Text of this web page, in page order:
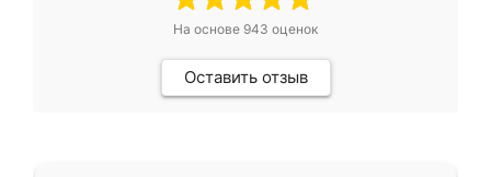
На основе 943 оценок
Оставить отзыв